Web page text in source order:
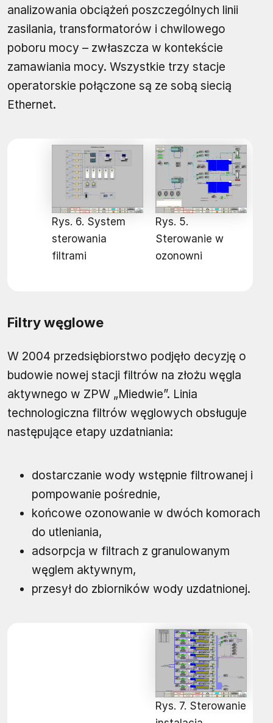
analizowania obciążeń poszczególnych linii
zasilania, transformatorów i chwilowego
poboru mocy – zwłaszcza w kontekście
zamawiania mocy. Wszystkie trzy stacje
operatorskie połączone są ze sobą siecią
Ethernet.
Rys. 5.
Sterowanie w
ozonowni
Rys. 6. System
sterowania
filtrami
Filtry węglowe
W 2004 przedsiębiorstwo podjęło decyzję o
budowie nowej stacji filtrów na złożu węgla
aktywnego w ZPW „Miedwie”. Linia
technologiczna filtrów węglowych obsługuje
następujące etapy uzdatniania:
dostarczanie wody wstępnie filtrowanej i
pompowanie pośrednie,
końcowe ozonowanie w dwóch komorach
do utleniania,
adsorpcja w filtrach z granulowanym
węglem aktywnym,
przesył do zbiorników wody uzdatnionej.
Rys. 7. Sterowanie